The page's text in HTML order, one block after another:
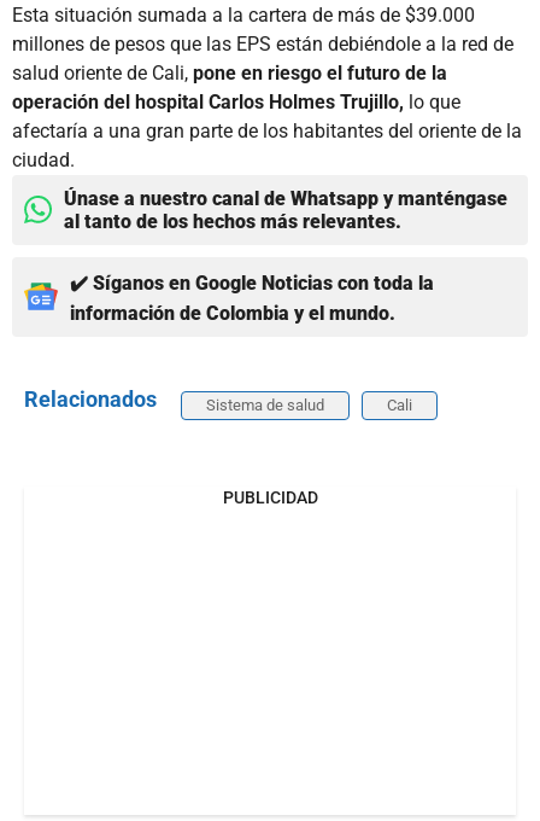
Esta situación sumada a la cartera de más de $39.000
millones de pesos que las EPS están debiéndole a la red de
salud oriente de Cali, pone en riesgo el futuro de la
operación del hospital Carlos Holmes Trujillo, lo que
afectaría a una gran parte de los habitantes del oriente de la
ciudad.
Únase a nuestro canal de Whatsapp y manténgase
al tanto de los hechos más relevantes.
✔️ Síganos en Google Noticias con toda la
información de Colombia y el mundo.
Relacionados Sistema de salud Cali
PUBLICIDAD